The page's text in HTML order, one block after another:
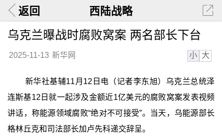
返回 西陆战略
乌克兰曝战时腐败窝案 两名部长下台
2025-11-13 新华网 小 大
新华社基辅11月12日电（记者李东旭）乌克兰总统泽
连斯基12日就一起涉及金额近1亿美元的腐败窝案发表视频
讲话，称能源领域腐败“绝对不可接受”。当天，乌能源部长
格林丘克和司法部长加卢先科递交辞呈。